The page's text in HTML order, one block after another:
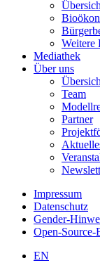
Weitere
Mediathek
Über uns
Team
Partner
Impressum
Datenschutz
Gender-
Open-Source-
EN